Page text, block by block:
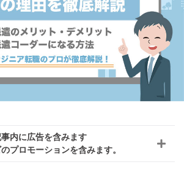
内に広告を含みます
プロモーションを含みます。